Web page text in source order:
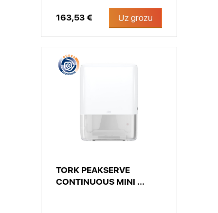
163,53 € Uz grozu
TORK PEAKSERVE
CONTINUOUS MINI ...